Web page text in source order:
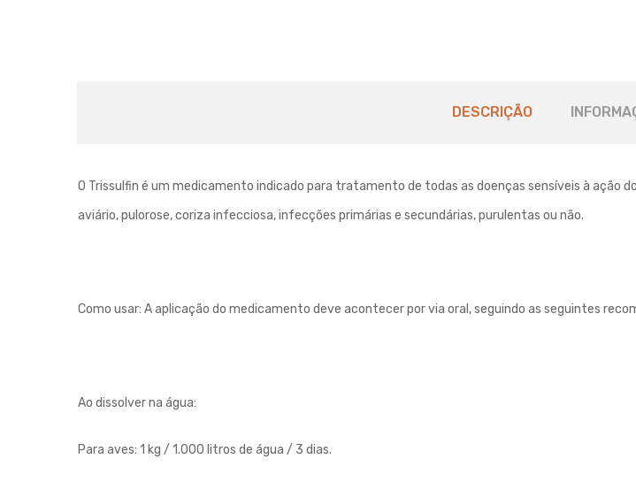
DESCRIÇÃO
O Trissulfin é um medicamento indicado para tratamento de todas as doenças sensíveis à ação
aviário, pulorose, coriza infecciosa, infecções primárias e secundárias, purulentas ou não.
Como usar: A aplicação do medicamento deve acontecer por via oral, seguindo as seguintes
Ao dissolver na água:
Para aves: 1 kg / 1.000 litros de água / 3 dias.